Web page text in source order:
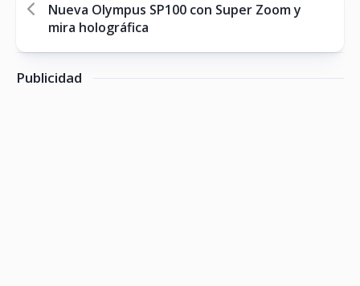
Nueva Olympus SP100 con Super Zoom y
mira holográfica
Publicidad